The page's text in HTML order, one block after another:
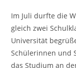
Im Juli durfte die
gleich zwei
Universität
Schülerinnen und
das Studium an